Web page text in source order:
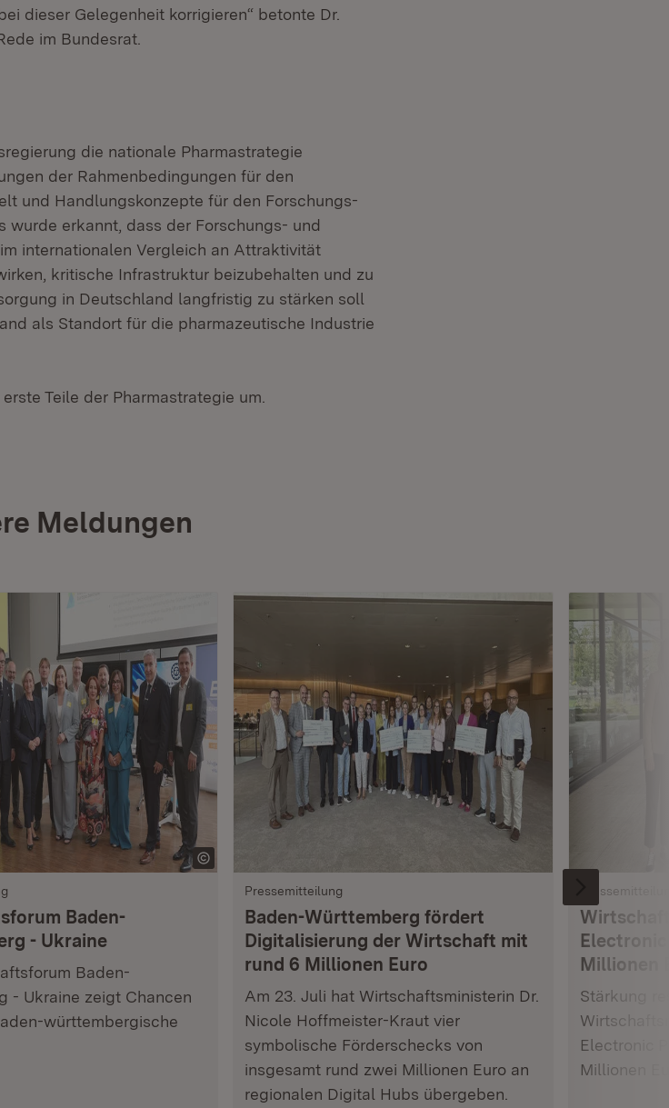
dieser Gelegenheit korrigieren“ betonte Dr.
im Bundesrat.
die nationale Pharmastrategie
der Rahmenbedingungen für den
und Handlungskonzepte für den Forschungs-
wurde erkannt, dass der Forschungs- und
internationalen Vergleich an Attraktivität
kritische Infrastruktur beizubehalten und zu
in Deutschland langfristig zu stärken soll
als Standort für die pharmazeutische Industrie
Teile der Pharmastrategie um.
Meldungen
Baden-
- Ukraine
Baden-
- Ukraine zeigt Chancen
württembergische
Pressemitteilung
Baden-Württemberg fördert
Digitalisierung der Wirtschaft mit
rund 6 Millionen Euro
Am 23. Juli hat Wirtschaftsministerin Dr.
Nicole Hoffmeister-Kraut vier
symbolische Förderschecks von
insgesamt rund zwei Millionen Euro an
regionalen Digital Hubs übergeben.
Millionen
Stärkung
Electronic
Millionen